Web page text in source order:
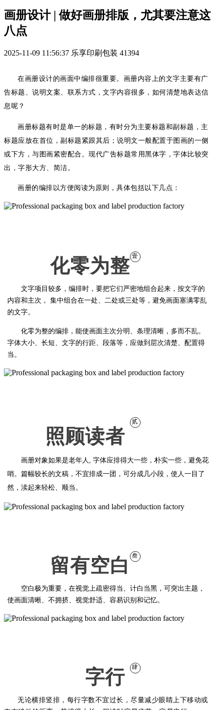
画册设计 | 做好画册排版，尤其要注意这
八点
2025-11-09 11:56:37 乐享印刷包装 41394
在画册设计的画面中编排很重要。画册内容上的文字主要有广
告标题、说明文案、联系方式，文字内容很多，如何清楚地表达信
息呢？
画册标题有时是单一的标题，有时分为主要标题和副标题，主
标题应放在首位，副标题紧跟其后；说明文一般配置于图画的一侧
或下方，与图画紧密配合。现代广吿标题常用黑体字，字体比较突
出，字形大方、简洁。
画册的编排以方便阅读为原则，具体包括以下几点：
化零为整 壹
文字项目较多，编排时，要把它们严密地组合起来，按文字的
内容和主次， 集中组合在一处、二处或三处等，避免画面塞满零乱
的文字。
化零为整的编排，能使画面主次分明、条理清晰，多而不乱。
字体大小、长短、文字的行距、段落等，应做到层次清楚、配置得
当。
照顾读者
贰
画册对象如果是老年人, 字体应排得大一些，朴实一些，避免花
哨。篇幅较长的文稿，不宜排成一团，可分成几小段，使人一目了
然，渎起来轻松、顺当。
留有空白 叁
空白极为重要，在视觉上疏密得当、计白当黑，可突出主题，
使画面清晰、不拥挤、视觉舒适、容易识别和记忆。
字行 肆
无论横排竖排，每行字数不宜过长，尽量减少眼睛上下移动或